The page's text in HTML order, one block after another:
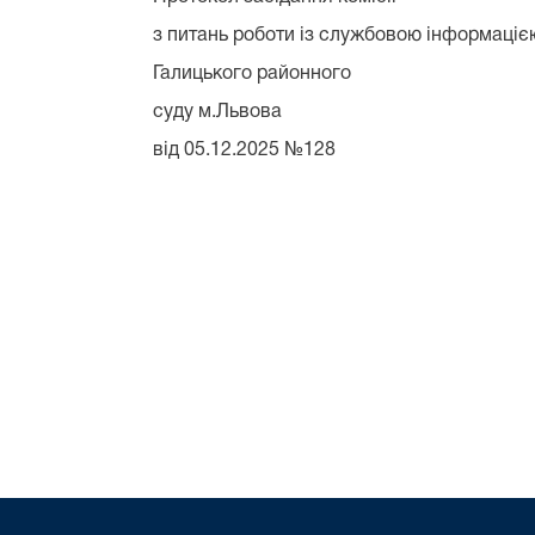
з питань роботи із службовою
Галицького районного
суду м.Львова
від 05.12.2025 №128